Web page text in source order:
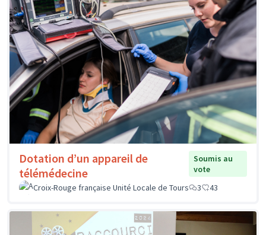
Dotation d’un appareil de
télémédecine
Soumis au
vote
Croix-Rouge française Unité Locale de Tours
3 43